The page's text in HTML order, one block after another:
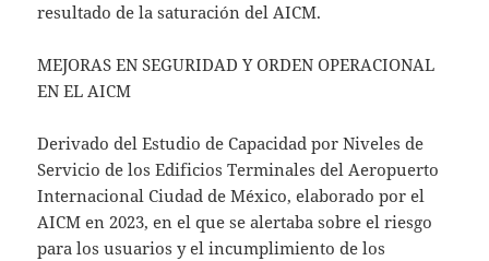
resultado de la saturación del AICM.
MEJORAS EN SEGURIDAD Y ORDEN OPERACIONAL
EN EL AICM
Derivado del Estudio de Capacidad por Niveles de
Servicio de los Edificios Terminales del Aeropuerto
Internacional Ciudad de México, elaborado por el
AICM en 2023, en el que se alertaba sobre el riesgo
para los usuarios y el incumplimiento de los